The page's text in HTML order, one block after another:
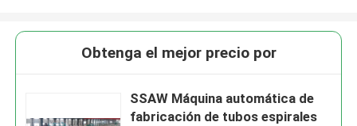
Obtenga el mejor precio por
SSAW Máquina automática de
fabricación de tubos espirales